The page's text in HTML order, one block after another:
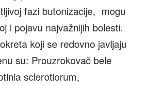
fazi butonizacije, mogu
i pojavu najvažnijih bolesti.
koji se redovno javljaju
su: Prouzrokovač bele
sclerotiorum,